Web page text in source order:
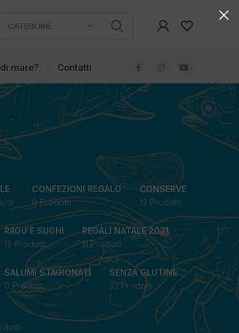
CATEGORIE
mare? Contatti
CONFEZIONI REGALO
0 Prodotti
CONSERVE
12 Prodotti
RAGU E SUGHI
12 Prodotti
REGALI NATALE 2021
11 Prodotti
SALUMI STAGIONATI
0 Prodotti
SENZA GLUTINE
32 Prodotti